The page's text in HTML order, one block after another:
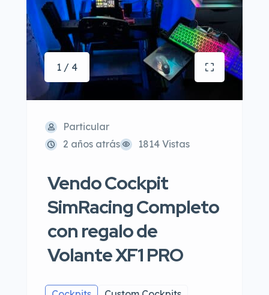
1 / 4
Particular
2 años atrás
1814 Vistas
Vendo Cockpit
SimRacing Completo
con regalo de
Volante XF1 PRO